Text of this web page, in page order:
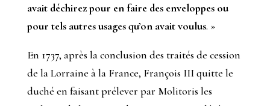
avait déchirez pour en faire des enveloppes ou
pour tels autres usages qu’on avait voulus. »
En 1737, après la conclusion des traités de cession
de la Lorraine à la France, François III quitte le
duché en faisant prélever par Molitoris les